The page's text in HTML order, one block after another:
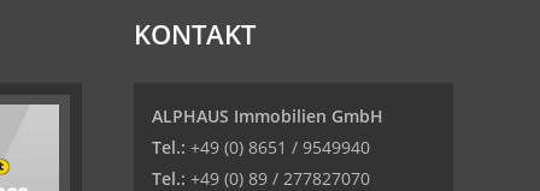
KONTAKT
ALPHAUS Immobilien GmbH
Tel.: +49 (0) 8651 / 9549940
Tel.: +49 (0) 89 / 277827070